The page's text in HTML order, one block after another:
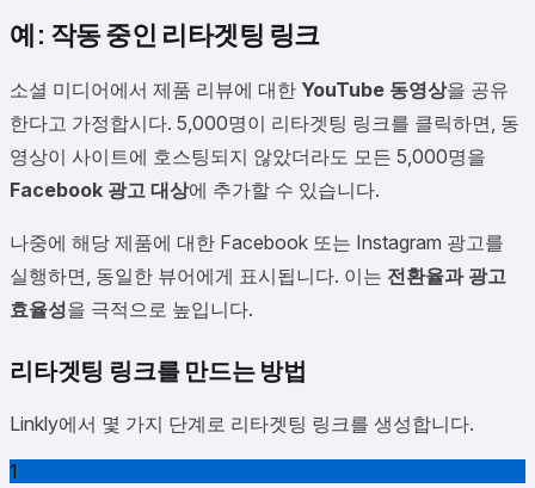
예: 작동 중인 리타겟팅 링크
소셜 미디어에서 제품 리뷰에 대한 YouTube 동영상을 공유
한다고 가정합시다. 5,000명이 리타겟팅 링크를 클릭하면, 동
영상이 사이트에 호스팅되지 않았더라도 모든 5,000명을
Facebook 광고 대상에 추가할 수 있습니다.
나중에 해당 제품에 대한 Facebook 또는 Instagram 광고를
실행하면, 동일한 뷰어에게 표시됩니다. 이는 전환율과 광고
효율성을 극적으로 높입니다.
리타겟팅 링크를 만드는 방법
Linkly에서 몇 가지 단계로 리타겟팅 링크를 생성합니다.
1